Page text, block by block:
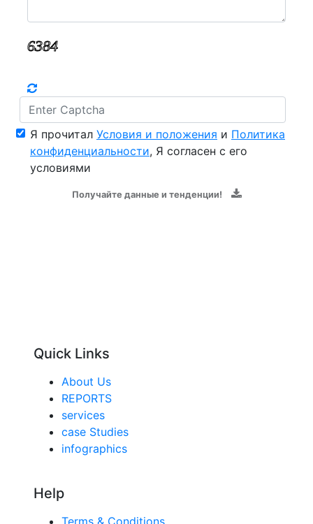
Я прочитал Условия и положения и Политика
конфиденциальности, Я согласен с его
условиями
Получайте данные и тенденции!
Quick Links
About Us
REPORTS
services
case Studies
infographics
Help
Terms & Conditions